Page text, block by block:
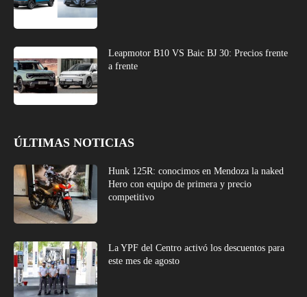
Leapmotor B10 VS Baic BJ 30: Precios frente
a frente
ÚLTIMAS NOTICIAS
Hunk 125R: conocimos en Mendoza la naked
Hero con equipo de primera y precio
competitivo
La YPF del Centro activó los descuentos para
este mes de agosto